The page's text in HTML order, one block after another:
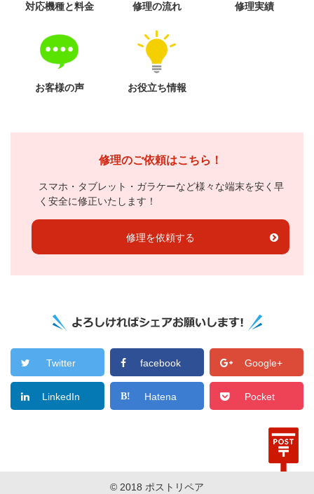
対応機種と料金 修理の流れ 修理実績
お客様の声 お役立ち情報
修理のご依頼はこちら！
スマホ・タブレット・ガラケーなど様々な端末を安く早
く安全に修正いたします！
修理を依頼する
Twitter facebook Google+
LinkedIn Hatena Pocket
© 2018 ポストリペア